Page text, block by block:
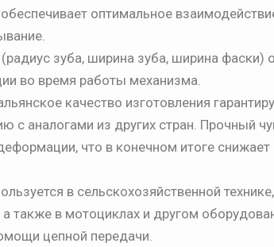
оптимальное
зуба, ширина зуба, ширина фаски)
во время работы механизма.
качество изготовления
с аналогами из других стран. Прочный
что в конечном итоге
в сельскохозяйственной
также в мотоциклах и другом
цепной передачи.